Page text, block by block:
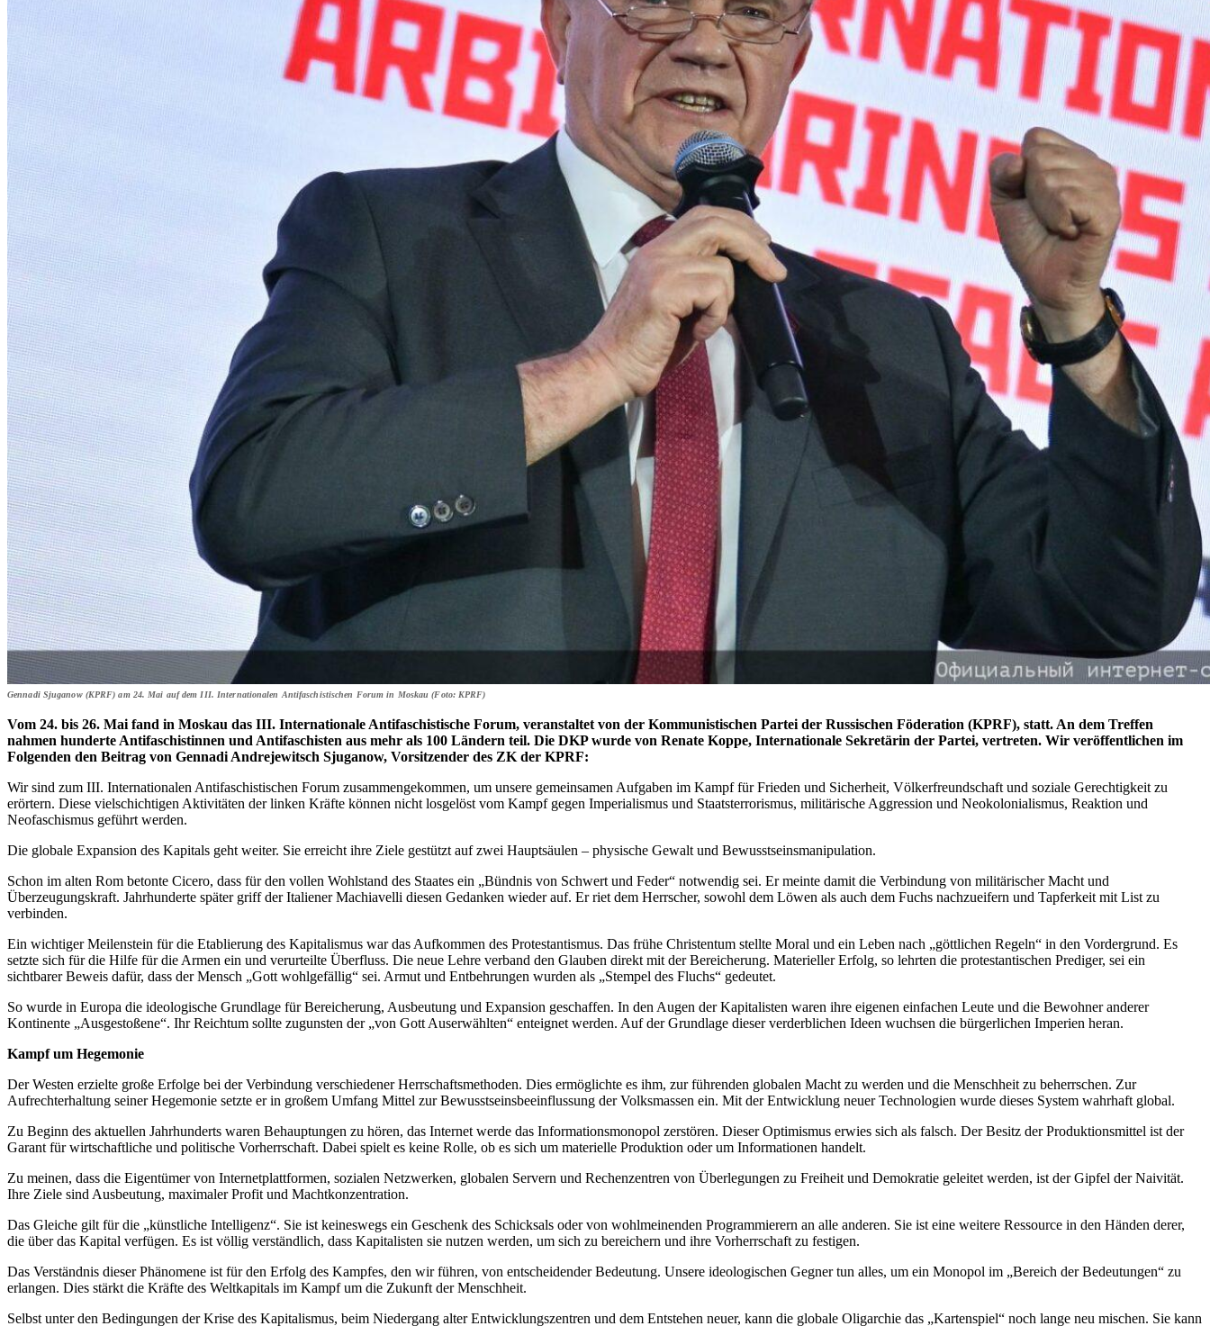
Gennadi Sjuganow (KPRF) am 24. Mai auf dem III. Internationalen Antifaschistischen Forum in Moskau (Foto: KPRF)
Vom 24. bis 26. Mai fand in Moskau das III. Internationale Antifaschistische Forum, veranstaltet von der Kommunistischen Partei der Russischen Föderation (KPRF), statt. An dem Treffen
nahmen hunderte Antifaschistinnen und Antifaschisten aus mehr als 100 Ländern teil. Die DKP wurde von Renate Koppe, Internationale Sekretärin der Partei, vertreten. Wir veröffentlichen im
Folgenden den Beitrag von Gennadi Andrejewitsch Sjuganow, Vorsitzender des ZK der KPRF:
Wir sind zum III. Internationalen Antifaschistischen Forum zusammengekommen, um unsere gemeinsamen Aufgaben im Kampf für Frieden und Sicherheit, Völkerfreundschaft und soziale Gerechtigkeit zu
erörtern. Diese vielschichtigen Aktivitäten der linken Kräfte können nicht losgelöst vom Kampf gegen Imperialismus und Staatsterrorismus, militärische Aggression und Neokolonialismus, Reaktion und
Neofaschismus geführt werden.
Die globale Expansion des Kapitals geht weiter. Sie erreicht ihre Ziele gestützt auf zwei Hauptsäulen – physische Gewalt und Bewusstseinsmanipulation.
Schon im alten Rom betonte Cicero, dass für den vollen Wohlstand des Staates ein „Bündnis von Schwert und Feder“ notwendig sei. Er meinte damit die Verbindung von militärischer Macht und
Überzeugungskraft. Jahrhunderte später griff der Italiener Machiavelli diesen Gedanken wieder auf. Er riet dem Herrscher, sowohl dem Löwen als auch dem Fuchs nachzueifern und Tapferkeit mit List zu
verbinden.
Ein wichtiger Meilenstein für die Etablierung des Kapitalismus war das Aufkommen des Protestantismus. Das frühe Christentum stellte Moral und ein Leben nach „göttlichen Regeln“ in den Vordergrund. Es
setzte sich für die Hilfe für die Armen ein und verurteilte Überfluss. Die neue Lehre verband den Glauben direkt mit der Bereicherung. Materieller Erfolg, so lehrten die protestantischen Prediger, sei ein
sichtbarer Beweis dafür, dass der Mensch „Gott wohlgefällig“ sei. Armut und Entbehrungen wurden als „Stempel des Fluchs“ gedeutet.
So wurde in Europa die ideologische Grundlage für Bereicherung, Ausbeutung und Expansion geschaffen. In den Augen der Kapitalisten waren ihre eigenen einfachen Leute und die Bewohner anderer
Kontinente „Ausgestoßene“. Ihr Reichtum sollte zugunsten der „von Gott Auserwählten“ enteignet werden. Auf der Grundlage dieser verderblichen Ideen wuchsen die bürgerlichen Imperien heran.
Kampf um Hegemonie
Der Westen erzielte große Erfolge bei der Verbindung verschiedener Herrschaftsmethoden. Dies ermöglichte es ihm, zur führenden globalen Macht zu werden und die Menschheit zu beherrschen. Zur
Aufrechterhaltung seiner Hegemonie setzte er in großem Umfang Mittel zur Bewusstseinsbeeinflussung der Volksmassen ein. Mit der Entwicklung neuer Technologien wurde dieses System wahrhaft global.
Zu Beginn des aktuellen Jahrhunderts waren Behauptungen zu hören, das Internet werde das Informationsmonopol zerstören. Dieser Optimismus erwies sich als falsch. Der Besitz der Produktionsmittel ist der
Garant für wirtschaftliche und politische Vorherrschaft. Dabei spielt es keine Rolle, ob es sich um materielle Produktion oder um Informationen handelt.
Zu meinen, dass die Eigentümer von Internetplattformen, sozialen Netzwerken, globalen Servern und Rechenzentren von Überlegungen zu Freiheit und Demokratie geleitet werden, ist der Gipfel der Naivität.
Ihre Ziele sind Ausbeutung, maximaler Profit und Machtkonzentration.
Das Gleiche gilt für die „künstliche Intelligenz“. Sie ist keineswegs ein Geschenk des Schicksals oder von wohlmeinenden Programmierern an alle anderen. Sie ist eine weitere Ressource in den Händen derer,
die über das Kapital verfügen. Es ist völlig verständlich, dass Kapitalisten sie nutzen werden, um sich zu bereichern und ihre Vorherrschaft zu festigen.
Das Verständnis dieser Phänomene ist für den Erfolg des Kampfes, den wir führen, von entscheidender Bedeutung. Unsere ideologischen Gegner tun alles, um ein Monopol im „Bereich der Bedeutungen“ zu
erlangen. Dies stärkt die Kräfte des Weltkapitals im Kampf um die Zukunft der Menschheit.
Selbst unter den Bedingungen der Krise des Kapitalismus, beim Niedergang alter Entwicklungszentren und dem Entstehen neuer, kann die globale Oligarchie das „Kartenspiel“ noch lange neu mischen. Sie kann